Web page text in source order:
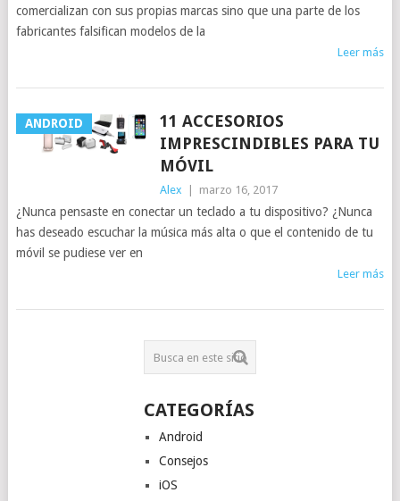
comercializan con sus propias marcas sino que una parte de los
fabricantes falsifican modelos de la
Leer más
ANDROID
11 ACCESORIOS
IMPRESCINDIBLES PARA TU
MÓVIL
Alex marzo 16, 2017
¿Nunca pensaste en conectar un teclado a tu dispositivo? ¿Nunca
has deseado escuchar la música más alta o que el contenido de tu
móvil se pudiese ver en
Leer más
CATEGORÍAS
Android
Consejos
iOS